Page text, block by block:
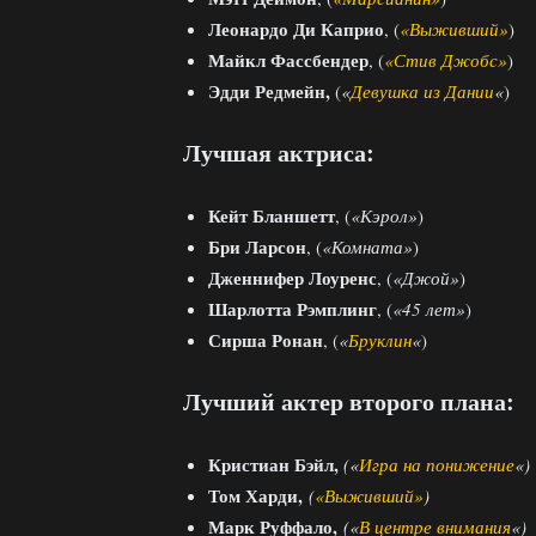
Леонардо Ди Каприо, («Выживший»)
Майкл Фассбендер, («Стив Джобс»)
Эдди Редмейн, («Девушка из Дании«)
Лучшая актриса:
Кейт Бланшетт, («Кэрол»)
Бри Ларсон, («Комната»)
Дженнифер Лоуренс, («Джой»)
Шарлотта Рэмплинг, («45 лет»)
Сирша Ронан, («Бруклин«)
Лучший актер второго плана:
Кристиан Бэйл, («Игра на понижение«)
Том Харди, («Выживший»)
Марк Руффало, («В центре внимания«)